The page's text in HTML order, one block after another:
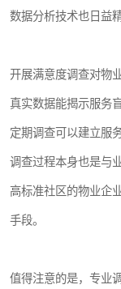
数据分析技术也日益
开展满意度调查对物
真实数据能揭示服务
定期调查可以建立服
调查过程本身也是与
高标准社区的物业企
手段。
值得注意的是，专业